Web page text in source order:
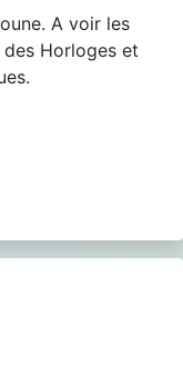
A voir les
Horloges et